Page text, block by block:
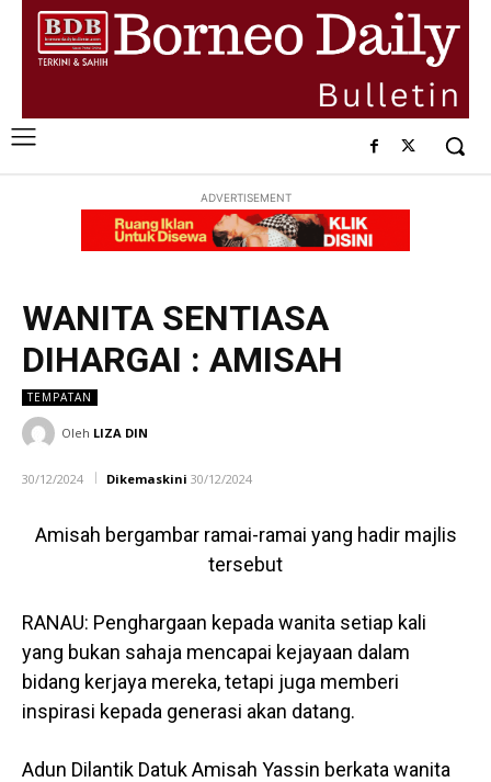
ADVERTISEMENT
WANITA SENTIASA
DIHARGAI : AMISAH
TEMPATAN
Oleh LIZA DIN
30/12/2024 Dikemaskini 30/12/2024
Amisah bergambar ramai-ramai yang hadir majlis
tersebut
RANAU: Penghargaan kepada wanita setiap kali
yang bukan sahaja mencapai kejayaan dalam
bidang kerjaya mereka, tetapi juga memberi
inspirasi kepada generasi akan datang.
Adun Dilantik Datuk Amisah Yassin berkata wanita